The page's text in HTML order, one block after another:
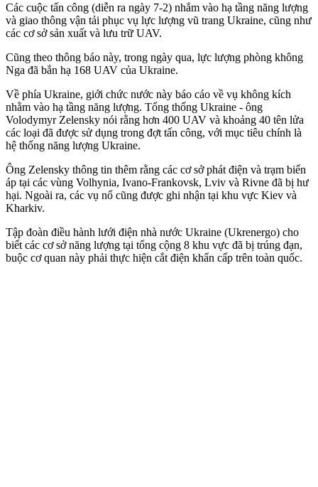
Các cuộc tấn công (diễn ra ngày 7-2) nhắm vào hạ tầng năng lượng
và giao thông vận tải phục vụ lực lượng vũ trang Ukraine, cũng như
các cơ sở sản xuất và lưu trữ UAV.
Cũng theo thông báo này, trong ngày qua, lực lượng phòng không
Nga đã bắn hạ 168 UAV của Ukraine.
Về phía Ukraine, giới chức nước này báo cáo về vụ không kích
nhằm vào hạ tầng năng lượng. Tổng thống Ukraine - ông
Volodymyr Zelensky nói rằng hơn 400 UAV và khoảng 40 tên lửa
các loại đã được sử dụng trong đợt tấn công, với mục tiêu chính là
hệ thống năng lượng Ukraine.
Ông Zelensky thông tin thêm rằng các cơ sở phát điện và trạm biến
áp tại các vùng Volhynia, Ivano-Frankovsk, Lviv và Rivne đã bị hư
hại. Ngoài ra, các vụ nổ cũng được ghi nhận tại khu vực Kiev và
Kharkiv.
Tập đoàn điều hành lưới điện nhà nước Ukraine (Ukrenergo) cho
biết các cơ sở năng lượng tại tổng cộng 8 khu vực đã bị trúng đạn,
buộc cơ quan này phải thực hiện cắt điện khẩn cấp trên toàn quốc.